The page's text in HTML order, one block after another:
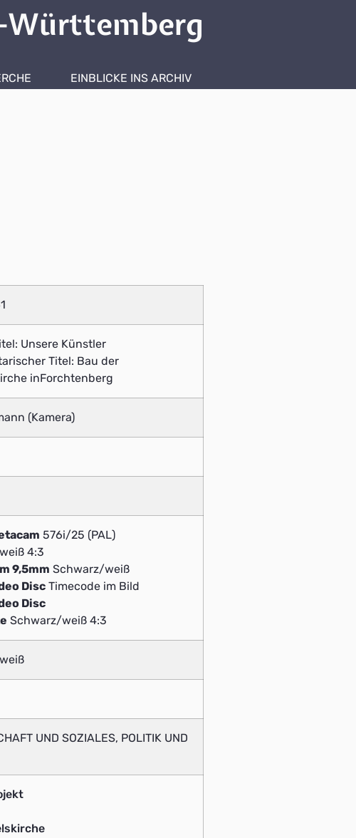
Württemberg
EINBLICKE INS ARCHIV
Unsere Künstler
Titel: Bau der
inForchtenberg
(Kamera)
576i/25 (PAL)
4:3
9,5mm Schwarz/weiß
Disc Timecode im Bild
Disc
Schwarz/weiß 4:3
UND SOZIALES, POLITIK UND